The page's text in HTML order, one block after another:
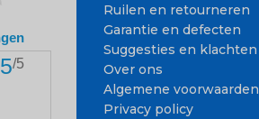
Ruilen en retourneren
Garantie en defecten
Suggesties en klachten
Over ons
Algemene voorwaarden
Privacy policy